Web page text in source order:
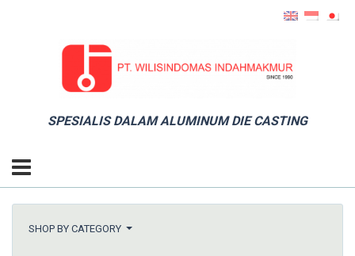
SPESIALIS DALAM ALUMINUM DIE CASTING
SHOP BY CATEGORY